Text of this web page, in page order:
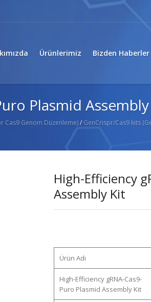
Ürünlerimiz Bizden Haberler
Plasmid
Cas9 Genom Düzenleme)/ GenCrispr/Cas9 kits
High-Efficiency
Assembly Kit
Ürün Adı
High-Efficiency gRNA-Cas9-
Puro Plasmid Assembly Kit